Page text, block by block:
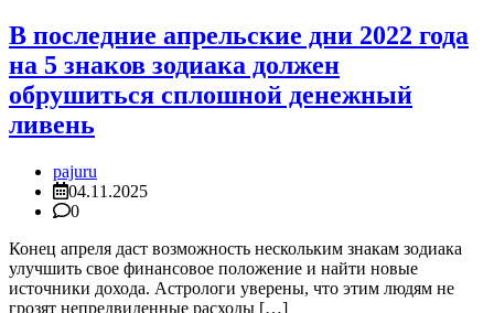
В последние апрельские дни 2022 года
на 5 знаков зодиака должен
обрушиться сплошной денежный
ливень
pajuru
04.11.2025
0
Конец апреля даст возможность нескольким знакам зодиака
улучшить свое финансовое положение и найти новые
источники дохода. Астрологи уверены, что этим людям не
грозят непредвиденные расходы […]